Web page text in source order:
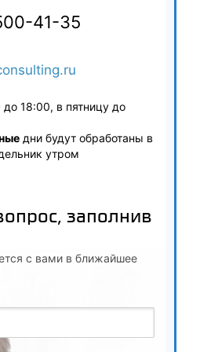
оборудования и
6.1
оборудования:
по монтажу;
требования к монтажу;
монтажных работ;
оборудования
41-35
18:00, в пятницу до
дни будут обработаны в
утром
заполнив
с вами в ближайшее